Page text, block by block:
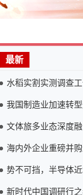
最新
水稻实割实测调查
我国制造业加速转
文体旅多业态深度
海内外企业重磅并
势不可挡，半导体
新时代中国调研行之